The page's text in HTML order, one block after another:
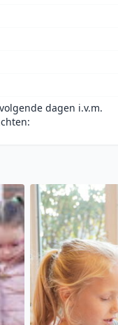
dagen i.v.m.